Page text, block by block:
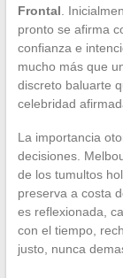
Frontal .
pronto se afirma
confianza e
mucho más que
discreto baluarte
celebridad
La importancia
decisiones.
de los tumultos
preserva a costa
es reflexionada,
con el tiempo,
justo, nunca